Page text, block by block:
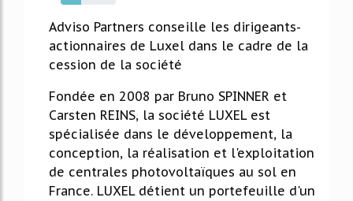
37%
Adviso Partners conseille les dirigeants-
actionnaires de Luxel dans le cadre de la
cession de la société
Fondée en 2008 par Bruno SPINNER et
Carsten REINS, la société LUXEL est
spécialisée dans le développement, la
conception, la réalisation et l'exploitation
de centrales photovoltaïques au sol en
France. LUXEL détient un portefeuille d'un